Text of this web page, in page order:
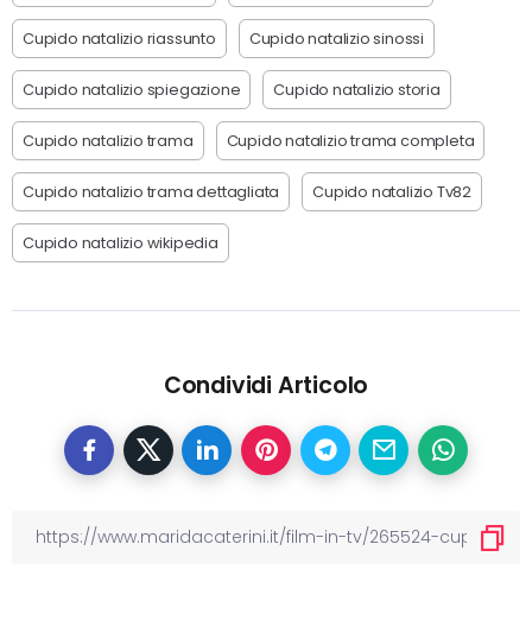
Cupido natalizio riassunto Cupido natalizio sinossi
Cupido natalizio spiegazione Cupido natalizio storia
Cupido natalizio trama Cupido natalizio trama completa
Cupido natalizio trama dettagliata Cupido natalizio Tv82
Cupido natalizio wikipedia
Condividi Articolo